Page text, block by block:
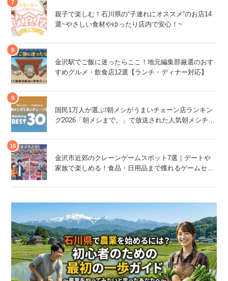
親子で楽しむ！石川県の“子連れにオススメ”のお店14
選~やさしい食材やゆったり店内で安心！~
金沢駅でご飯に迷ったらここ！地元編集部厳選のおす
すめグルメ・飲食店12選【ランチ・ディナー対応】
国民1万人が選ぶ!朝メシがうまいチェーン店ランキン
グ2026「朝メシまで。」で放送された人気朝メシチェ
金沢市近郊のクレーンゲームスポット7選｜デートや
家族で楽しめる！食品・日用品まで獲れるゲームセン